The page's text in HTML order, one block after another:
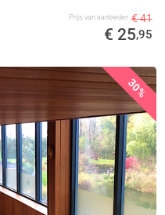
Prijs van aanbieder € 41
€ 25,95
30%